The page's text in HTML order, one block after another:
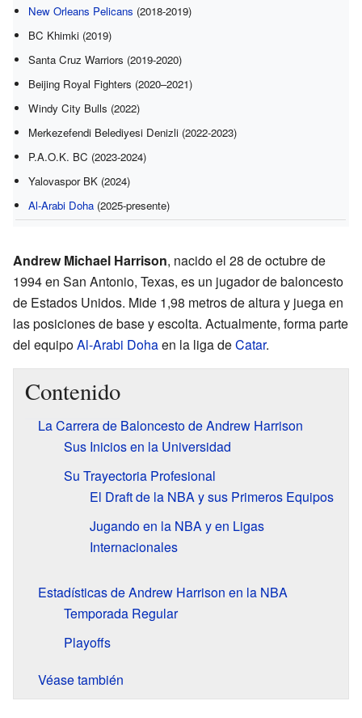
New Orleans Pelicans (2018-2019)
BC Khimki (2019)
Santa Cruz Warriors (2019-2020)
Beijing Royal Fighters (2020–2021)
Windy City Bulls (2022)
Merkezefendi Belediyesi Denizli (2022-2023)
P.A.O.K. BC (2023-2024)
Yalovaspor BK (2024)
Al-Arabi Doha (2025-presente)
Andrew Michael Harrison, nacido el 28 de octubre de
1994 en San Antonio, Texas, es un jugador de baloncesto
de Estados Unidos. Mide 1,98 metros de altura y juega en
las posiciones de base y escolta. Actualmente, forma parte
del equipoAl-Arabi Dohaen la liga deCatar.
Contenido
La Carrera de Baloncesto de Andrew Harrison
Sus Inicios en la Universidad
Su Trayectoria Profesional
El Draft de la NBA y sus Primeros Equipos
Jugando en la NBA y en Ligas
Internacionales
Estadísticas de Andrew Harrison en la NBA
Temporada Regular
Playoffs
Véase también